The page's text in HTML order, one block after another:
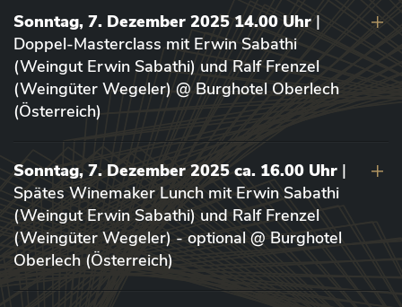
Sonntag, 7. Dezember 2025 14.00 Uhr |
Doppel-Masterclass mit Erwin Sabathi
(Weingut Erwin Sabathi) und Ralf Frenzel
(Weingüter Wegeler) @ Burghotel Oberlech
(Österreich)
Sonntag, 7. Dezember 2025 ca. 16.00 Uhr |
Spätes Winemaker Lunch mit Erwin Sabathi
(Weingut Erwin Sabathi) und Ralf Frenzel
(Weingüter Wegeler) - optional @ Burghotel
Oberlech (Österreich)